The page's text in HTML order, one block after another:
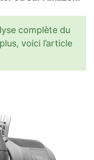
complète du
voici l’article